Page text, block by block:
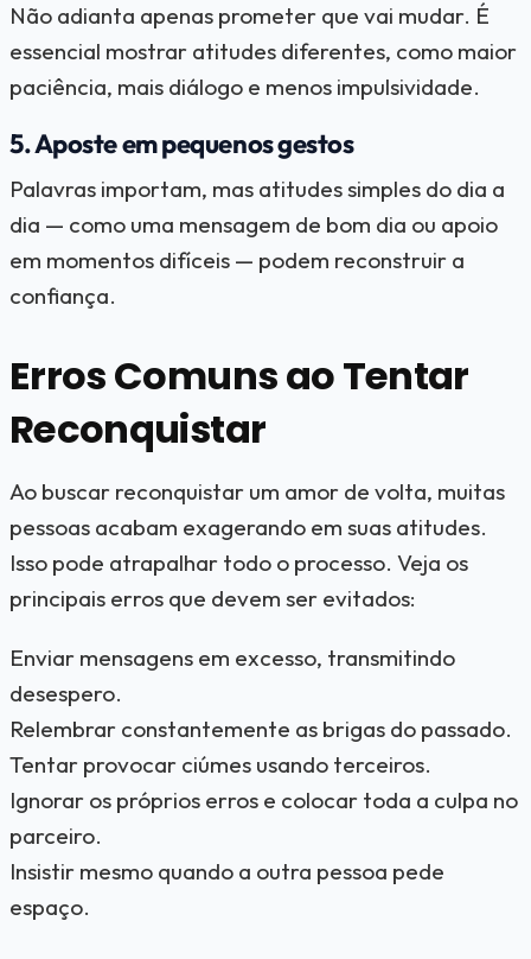
Não adianta apenas prometer que vai mudar. É
essencial mostrar atitudes diferentes, como maior
paciência, mais diálogo e menos impulsividade.
5. Aposte em pequenos gestos
Palavras importam, mas atitudes simples do dia a
dia — como uma mensagem de bom dia ou apoio
em momentos difíceis — podem reconstruir a
confiança.
Erros Comuns ao Tentar
Reconquistar
Ao buscar reconquistar um amor de volta, muitas
pessoas acabam exagerando em suas atitudes.
Isso pode atrapalhar todo o processo. Veja os
principais erros que devem ser evitados:
Enviar mensagens em excesso, transmitindo
desespero.
Relembrar constantemente as brigas do passado.
Tentar provocar ciúmes usando terceiros.
Ignorar os próprios erros e colocar toda a culpa no
parceiro.
Insistir mesmo quando a outra pessoa pede
espaço.